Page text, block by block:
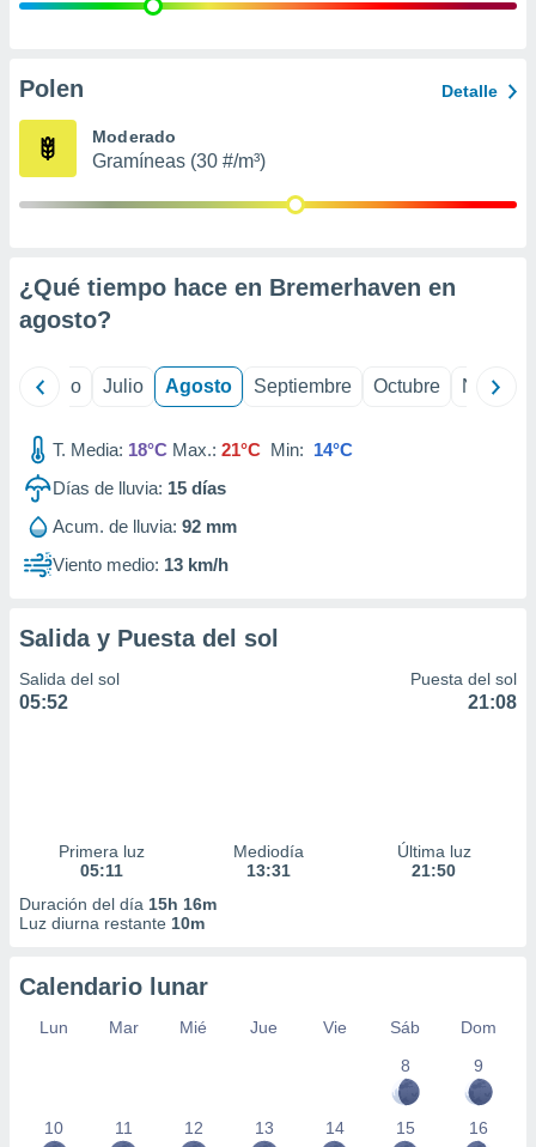
publicidad
de
Polen Detalle
Moderado
Gramíneas (30 #/m³)
¿Qué tiempo hace en Bremerhaven en
agosto?
Junio Julio Agosto Septiembre Octubre
T. Media: 18°C Max.: 21°C Min: 14°C
Días de lluvia: 15 días
Acum. de lluvia: 92 mm
Viento medio: 13 km/h
Salida y Puesta del sol
Salida del sol
05:52
Puesta del sol
21:08
Primera luz
05:11
Mediodía
13:31
Última luz
21:50
Duración del día 15h 16m
Luz diurna restante 10m
Calendario lunar
Lun Mar Mié Jue Vie Sáb
Dom
8
9
10 11 12 13 14 15 16